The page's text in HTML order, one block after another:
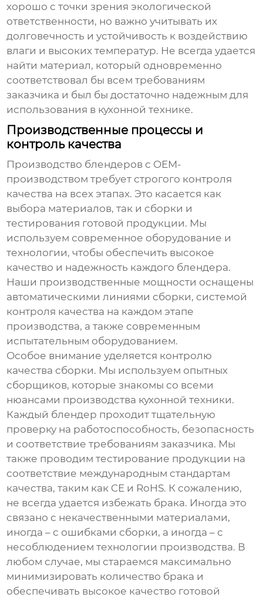
хорошо с точки зрения экологической
ответственности, но важно учитывать их
долговечность и устойчивость к воздействию
влаги и высоких температур. Не всегда удается
найти материал, который одновременно
соответствовал бы всем требованиям
заказчика и был бы достаточно надежным для
использования в кухонной технике.
Производственные процессы и
контроль качества
Производство блендеров с OEM-
производством требует строгого контроля
качества на всех этапах. Это касается как
выбора материалов, так и сборки и
тестирования готовой продукции. Мы
используем современное оборудование и
технологии, чтобы обеспечить высокое
качество и надежность каждого блендера.
Наши производственные мощности оснащены
автоматическими линиями сборки, системой
контроля качества на каждом этапе
производства, а также современным
испытательным оборудованием.
Особое внимание уделяется контролю
качества сборки. Мы используем опытных
сборщиков, которые знакомы со всеми
нюансами производства кухонной техники.
Каждый блендер проходит тщательную
проверку на работоспособность, безопасность
и соответствие требованиям заказчика. Мы
также проводим тестирование продукции на
соответствие международным стандартам
качества, таким как CE и RoHS. К сожалению,
не всегда удается избежать брака. Иногда это
связано с некачественными материалами,
иногда – с ошибками сборки, а иногда – с
несоблюдением технологии производства. В
любом случае, мы стараемся максимально
минимизировать количество брака и
обеспечивать высокое качество готовой